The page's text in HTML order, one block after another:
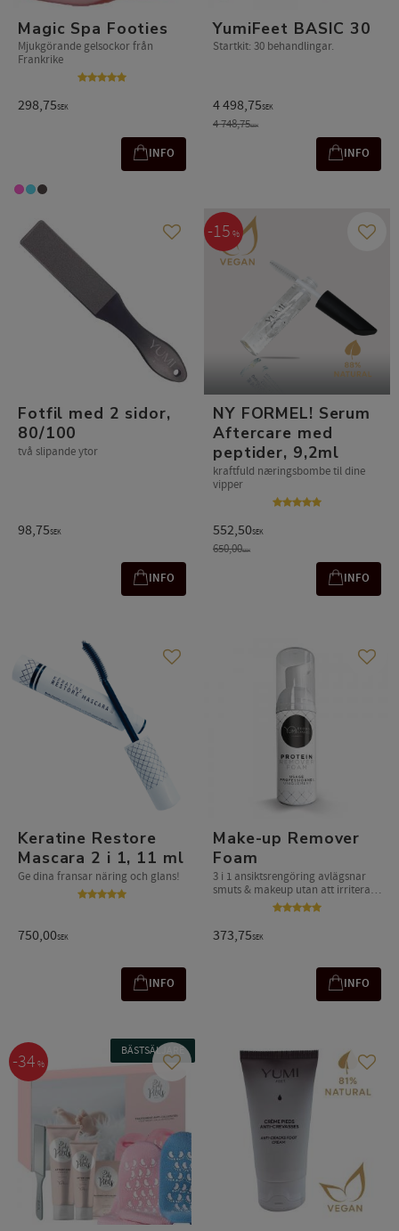
Magic Spa Footies
Mjukgörande gelsockor från
Frankrike
298,75SEK
INFO
YumiFeet BASIC 30
Startkit: 30 behandlingar.
4 498,75SEK
4 748,75SEK
INFO
Fotfil med 2 sidor,
80/100
två slipande ytor
98,75SEK
Gem som favorit
INFO
NY FORMEL! Serum
Aftercare med
peptider, 9,2ml
kraftfuld næringsbombe til dine
vipper
552,50SEK
650,00SEK
15 % Gem
INFO
Keratine Restore
Mascara 2 i 1, 11 ml
Ge dina fransar näring och glans!
750,00SEK
Gem som favorit
INFO
Make-up Remover
Foam
3 i 1 ansiktsrengöring avlägsnar
smuts & makeup utan att irritera
373,75SEK
Gem
INFO
34 %
BÄSTSÄLJARE
Gem som favorit Gem